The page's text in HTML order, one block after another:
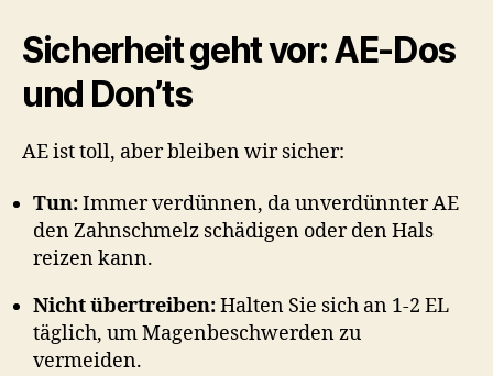
Sicherheit geht vor: AE-Dos
und Don’ts
AE ist toll, aber bleiben wir sicher:
Tun:Immer verdünnen, da unverdünnter AE
den Zahnschmelz schädigen oder den Hals
reizen kann.
Nicht übertreiben:Halten Sie sich an 1-2 EL
täglich, um Magenbeschwerden zu
vermeiden.